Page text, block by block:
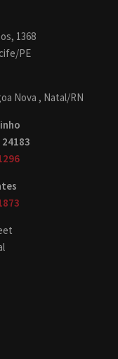
1368
PE
Nova , Natal/RN
24183